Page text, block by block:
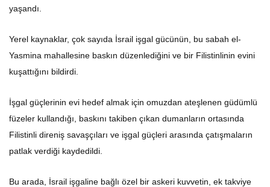
yaşandı.
Yerel kaynaklar, çok sayıda İsrail işgal gücünün, bu sabah el-
Yasmina mahallesine baskın düzenlediğini ve bir Filistinlinin evini
kuşattığını bildirdi.
İşgal güçlerinin evi hedef almak için omuzdan ateşlenen güdümlü
füzeler kullandığı, baskını takiben çıkan dumanların ortasında
Filistinli direniş savaşçıları ve işgal güçleri arasında çatışmaların
patlak verdiği kaydedildi.
Bu arada, İsrail işgaline bağlı özel bir askeri kuvvetin, ek takviye